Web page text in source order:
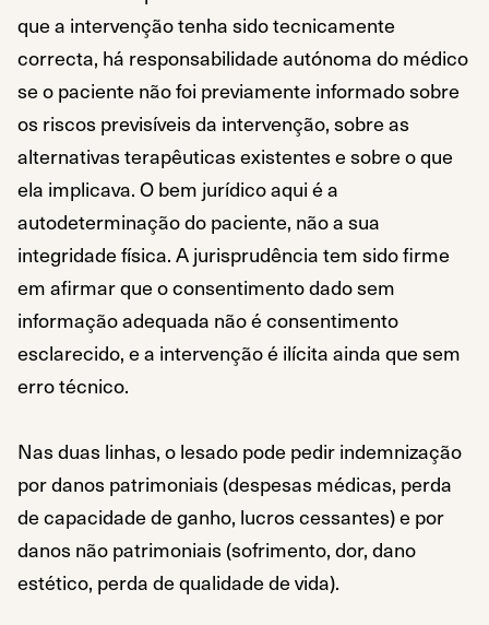
que a intervenção tenha sido tecnicamente
correcta, há responsabilidade autónoma do médico
se o paciente não foi previamente informado sobre
os riscos previsíveis da intervenção, sobre as
alternativas terapêuticas existentes e sobre o que
ela implicava. O bem jurídico aqui é a
autodeterminação do paciente, não a sua
integridade física. A jurisprudência tem sido firme
em afirmar que o consentimento dado sem
informação adequada não é consentimento
esclarecido, e a intervenção é ilícita ainda que sem
erro técnico.
Nas duas linhas, o lesado pode pedir indemnização
por danos patrimoniais (despesas médicas, perda
de capacidade de ganho, lucros cessantes) e por
danos não patrimoniais (sofrimento, dor, dano
estético, perda de qualidade de vida).